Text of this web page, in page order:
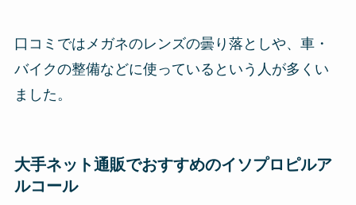
口コミではメガネのレンズの曇り落としや、車・
バイクの整備などに使っているという人が多くい
ました。
大手ネット通販でおすすめのイソプロピルア
ルコール